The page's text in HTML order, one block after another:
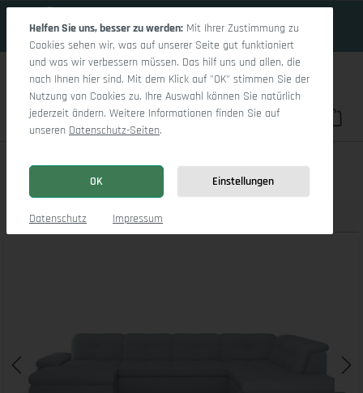
Du hast 0
Sitz Concept smart 1001 Canapé Large SE 1,5Aho L
Produktbilder
Helfen Sie uns, besser zu werden: Mit Ihrer Zustimmung zu
Cookies sehen wir, was auf unserer Seite gut funktioniert
und was wir verbessern müssen. Das hilf uns und allen, die
nach Ihnen hier sind. Mit dem Klick auf "OK" stimmen Sie der
Nutzung von Cookies zu. Ihre Auswahl können Sie natürlich
jederzeit ändern. Weitere Informationen finden Sie auf
unseren Datenschutz-Seiten.
OK Einstellungen
Datenschutz Impressum